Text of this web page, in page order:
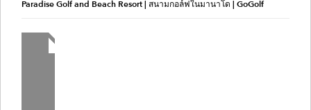
Paradise Golf and Beach Resort | สนามกอล์ฟในมานาโด | GoGolf